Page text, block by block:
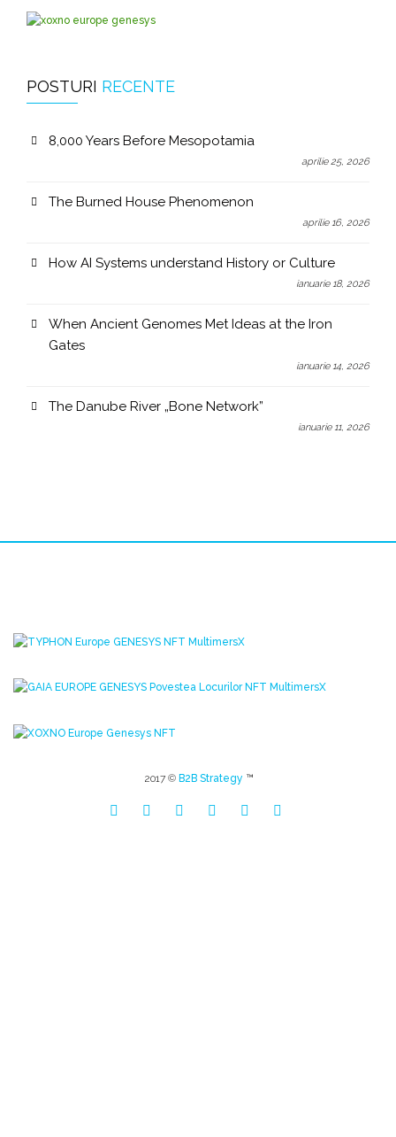
POSTURI RECENTE
8,000 Years Before Mesopotamia
aprilie 25, 2026
The Burned House Phenomenon
aprilie 16, 2026
How AI Systems understand History or Culture
ianuarie 18, 2026
When Ancient Genomes Met Ideas at the Iron
Gates
ianuarie 14, 2026
The Danube River „Bone Network”
ianuarie 11, 2026
2017 © B2B Strategy ™